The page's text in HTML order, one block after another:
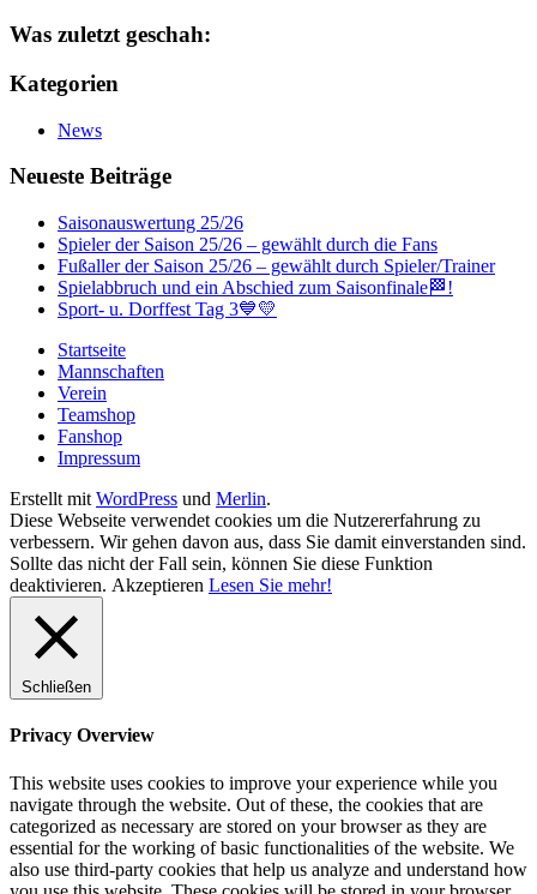
Was zuletzt geschah:
Kategorien
News
Neueste Beiträge
Saisonauswertung 25/26
Spieler der Saison 25/26 – gewählt durch die Fans
Fußaller der Saison 25/26 – gewählt durch Spieler/Trainer
Spielabbruch und ein Abschied zum Saisonfinale🏁!
Sport- u. Dorffest Tag 3💙💛
Startseite
Mannschaften
Verein
Teamshop
Fanshop
Impressum
Erstellt mit WordPress und Merlin.
Diese Webseite verwendet cookies um die Nutzererfahrung zu
verbessern. Wir gehen davon aus, dass Sie damit einverstanden sind.
Sollte das nicht der Fall sein, können Sie diese Funktion
deaktivieren. Akzeptieren Lesen Sie mehr!
Schließen
Privacy Overview
This website uses cookies to improve your experience while you
navigate through the website. Out of these, the cookies that are
categorized as necessary are stored on your browser as they are
essential for the working of basic functionalities of the website. We
also use third-party cookies that help us analyze and understand how